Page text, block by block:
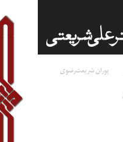
پوران شریعت‌رضوی